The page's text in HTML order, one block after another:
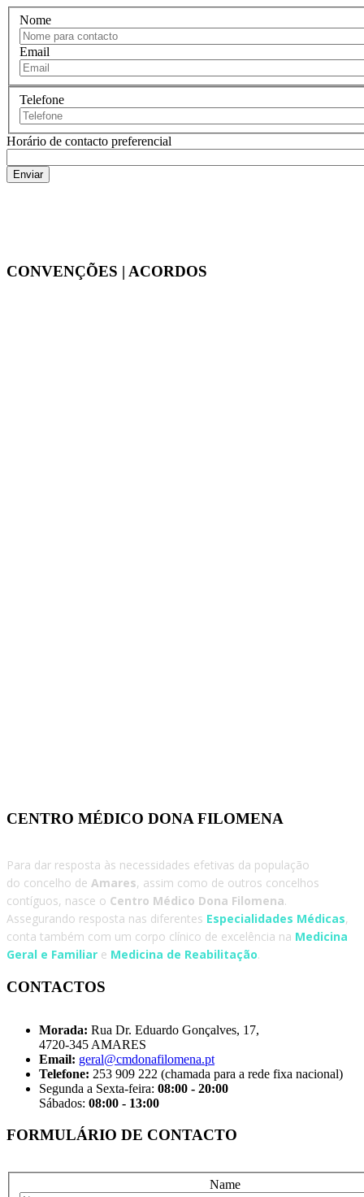
Nome
Email
Telefone
Horário de contacto preferencial
CONVENÇÕES | ACORDOS
CENTRO MÉDICO DONA FILOMENA
Para dar resposta às necessidades efetivas da população
do concelho de Amares, assim como de outros concelhos
contíguos, nasce o Centro Médico Dona Filomena.
Assegurando resposta nas diferentes Especialidades Médicas,
conta também com um corpo clínico de excelência na Medicina
Geral e Familiar e Medicina de Reabilitação.
CONTACTOS
Morada: Rua Dr. Eduardo Gonçalves, 17,
4720-345 AMARES
Email: geral@cmdonafilomena.pt
Telefone: 253 909 222 (chamada para a rede fixa nacional)
Segunda a Sexta-feira: 08:00 - 20:00
Sábados: 08:00 - 13:00
FORMULÁRIO DE CONTACTO
Name